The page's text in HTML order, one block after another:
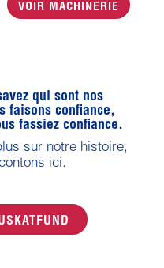
VOIR MACHINERIE
qui sont nos
faisons confiance,
fassiez confiance.
sur notre histoire,
ici.